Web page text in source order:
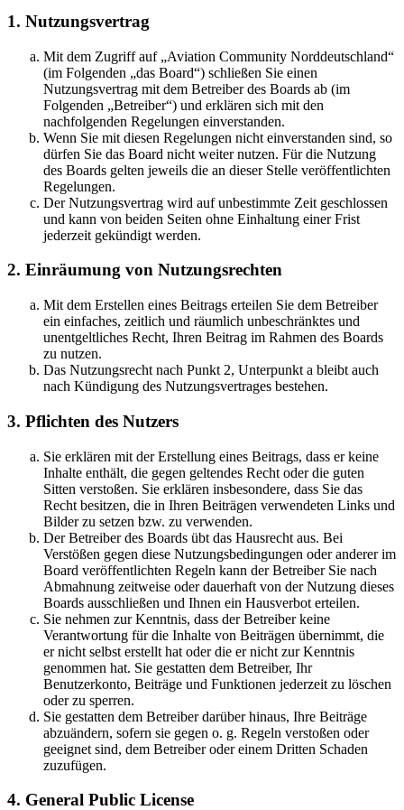
1. Nutzungsvertrag
Mit dem Zugriff auf „Aviation Community Norddeutschland“
(im Folgenden „das Board“) schließen Sie einen
Nutzungsvertrag mit dem Betreiber des Boards ab (im
Folgenden „Betreiber“) und erklären sich mit den
nachfolgenden Regelungen einverstanden.
Wenn Sie mit diesen Regelungen nicht einverstanden sind, so
dürfen Sie das Board nicht weiter nutzen. Für die Nutzung
des Boards gelten jeweils die an dieser Stelle veröffentlichten
Regelungen.
Der Nutzungsvertrag wird auf unbestimmte Zeit geschlossen
und kann von beiden Seiten ohne Einhaltung einer Frist
jederzeit gekündigt werden.
2. Einräumung von Nutzungsrechten
Mit dem Erstellen eines Beitrags erteilen Sie dem Betreiber
ein einfaches, zeitlich und räumlich unbeschränktes und
unentgeltliches Recht, Ihren Beitrag im Rahmen des Boards
zu nutzen.
Das Nutzungsrecht nach Punkt 2, Unterpunkt a bleibt auch
nach Kündigung des Nutzungsvertrages bestehen.
3. Pflichten des Nutzers
Sie erklären mit der Erstellung eines Beitrags, dass er keine
Inhalte enthält, die gegen geltendes Recht oder die guten
Sitten verstoßen. Sie erklären insbesondere, dass Sie das
Recht besitzen, die in Ihren Beiträgen verwendeten Links und
Bilder zu setzen bzw. zu verwenden.
Der Betreiber des Boards übt das Hausrecht aus. Bei
Verstößen gegen diese Nutzungsbedingungen oder anderer im
Board veröffentlichten Regeln kann der Betreiber Sie nach
Abmahnung zeitweise oder dauerhaft von der Nutzung dieses
Boards ausschließen und Ihnen ein Hausverbot erteilen.
Sie nehmen zur Kenntnis, dass der Betreiber keine
Verantwortung für die Inhalte von Beiträgen übernimmt, die
er nicht selbst erstellt hat oder die er nicht zur Kenntnis
genommen hat. Sie gestatten dem Betreiber, Ihr
Benutzerkonto, Beiträge und Funktionen jederzeit zu löschen
oder zu sperren.
Sie gestatten dem Betreiber darüber hinaus, Ihre Beiträge
abzuändern, sofern sie gegen o. g. Regeln verstoßen oder
geeignet sind, dem Betreiber oder einem Dritten Schaden
zuzufügen.
4. General Public License